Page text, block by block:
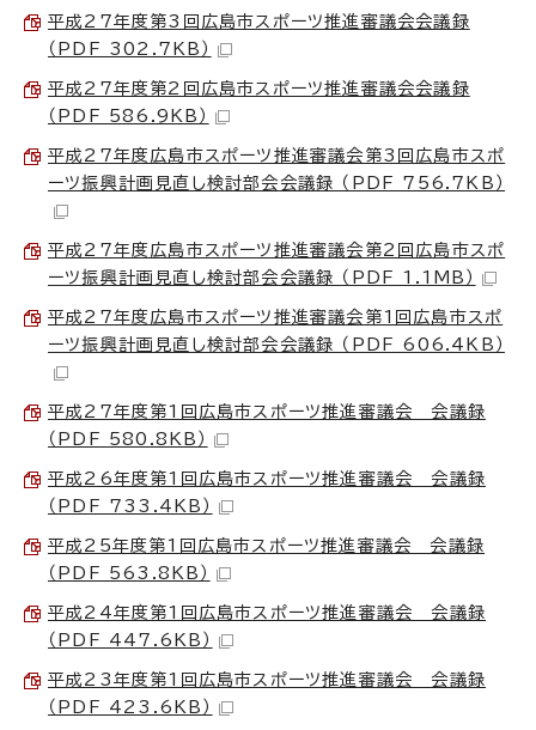
平成27年度第3回広島市スポーツ推進審議会会議録
（PDF 302.7KB）
平成27年度第2回広島市スポーツ推進審議会会議録
（PDF 586.9KB）
平成27年度広島市スポーツ推進審議会第3回広島市スポ
ーツ振興計画見直し検討部会会議録 （PDF 756.7KB）
平成27年度広島市スポーツ推進審議会第2回広島市スポ
ーツ振興計画見直し検討部会会議録 （PDF 1.1MB）
平成27年度広島市スポーツ推進審議会第1回広島市スポ
ーツ振興計画見直し検討部会会議録 （PDF 606.4KB）
平成27年度第1回広島市スポーツ推進審議会 会議録
（PDF 580.8KB）
平成26年度第1回広島市スポーツ推進審議会 会議録
（PDF 733.4KB）
平成25年度第1回広島市スポーツ推進審議会 会議録
（PDF 563.8KB）
平成24年度第1回広島市スポーツ推進審議会 会議録
（PDF 447.6KB）
平成23年度第1回広島市スポーツ推進審議会 会議録
（PDF 423.6KB）